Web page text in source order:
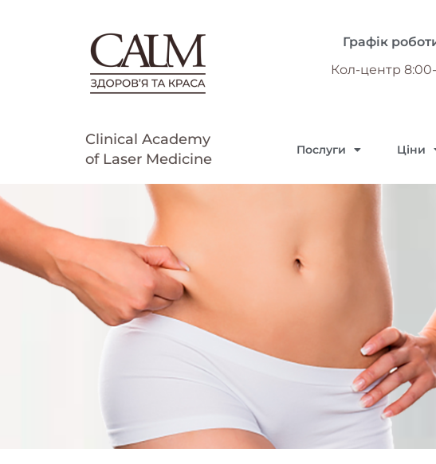
Графік
Кол-центр
Clinical Academy
of Laser Medicine
Послуги Ціни